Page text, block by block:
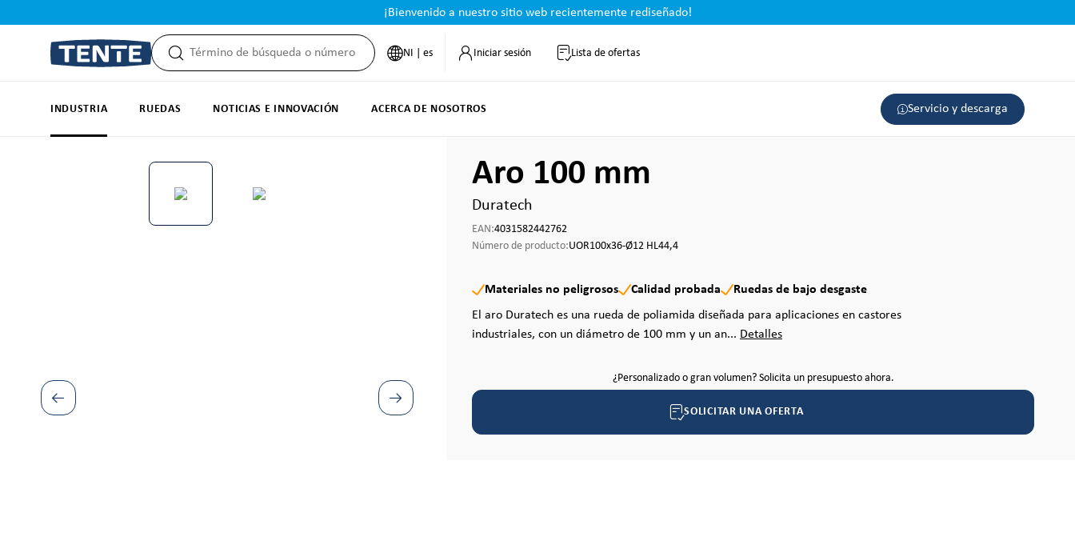
¡Bienvenido a nuestro sitio web recientemente rediseñado!
NI | es Iniciar sesión Lista de ofertas
INDUSTRIA RUEDAS NOTICIAS E INNOVACIÓN ACERCA DE NOSOTROS Servicio y descarga
Omitir galería de imágenes Aro 100 mm
Duratech
EAN:4031582442762
Número de producto:UOR100x36-Ø12 HL44,4
Materiales no peligrosos Calidad probada
Ruedas de bajo desgaste
El aro Duratech es una rueda de poliamida diseñada para aplicaciones en castores
industriales, con un diámetro de 100 mm y un an... Detalles
¿Personalizado o gran volumen? Solicita un presupuesto ahora.
SOLICITAR UNA OFERTA